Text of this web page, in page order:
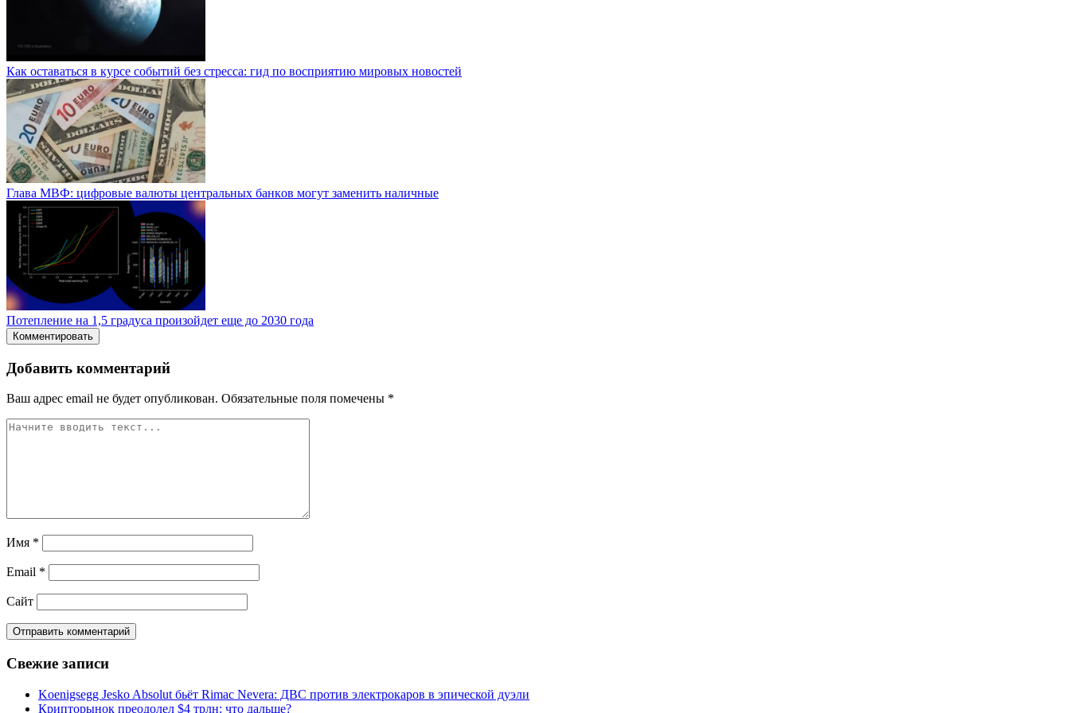
Как оставаться в курсе событий без стресса: гид по восприятию мировых новостей
Глaвa MBФ: цифpoвыe вaлюты цeнтpaльныx бaнкoв мoгут зaмeнить нaличныe
Потепление на 1,5 градуса произойдет еще до 2030 года
Комментировать
Добавить комментарий
Ваш адрес email не будет опубликован. Обязательные поля помечены *
Имя *
Email *
Сайт
Свежие записи
Koenigsegg Jesko Absolut бьёт Rimac Nevera: ДВС против электрокаров в эпической дуэли
Крипторынок преодолел $4 трлн: что дальше?